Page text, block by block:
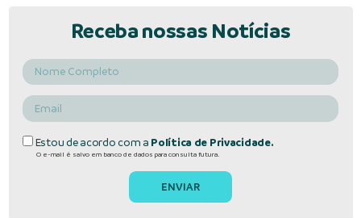
Receba nossas Notícias
Estou de acordo com a Política de Privacidade.
O e-mail é salvo em banco de dados para consulta futura.